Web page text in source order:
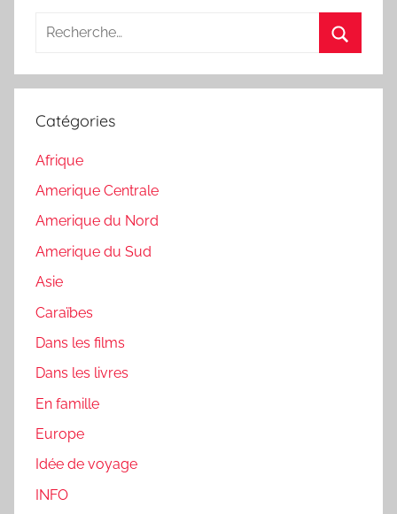
Recherche
:
Catégories
Afrique
Amerique Centrale
Amerique du Nord
Amerique du Sud
Asie
Caraïbes
Dans les films
Dans les livres
En famille
Europe
Idée de voyage
INFO